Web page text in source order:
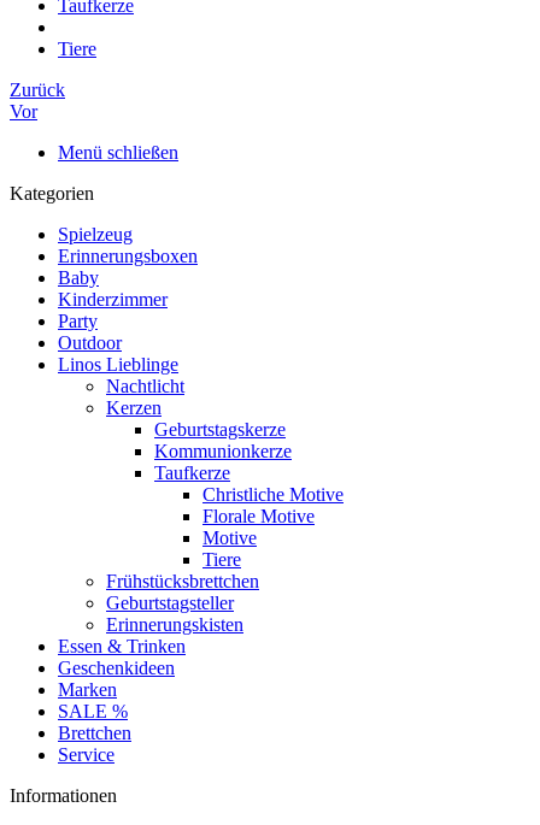
Taufkerze
Tiere
Zurück
Vor
Menü schließen
Kategorien
Spielzeug
Erinnerungsboxen
Baby
Kinderzimmer
Party
Outdoor
Linos Lieblinge
Nachtlicht
Kerzen
Geburtstagskerze
Kommunionkerze
Taufkerze
Christliche Motive
Florale Motive
Motive
Tiere
Frühstücksbrettchen
Geburtstagsteller
Erinnerungskisten
Essen & Trinken
Geschenkideen
Marken
SALE %
Brettchen
Service
Informationen